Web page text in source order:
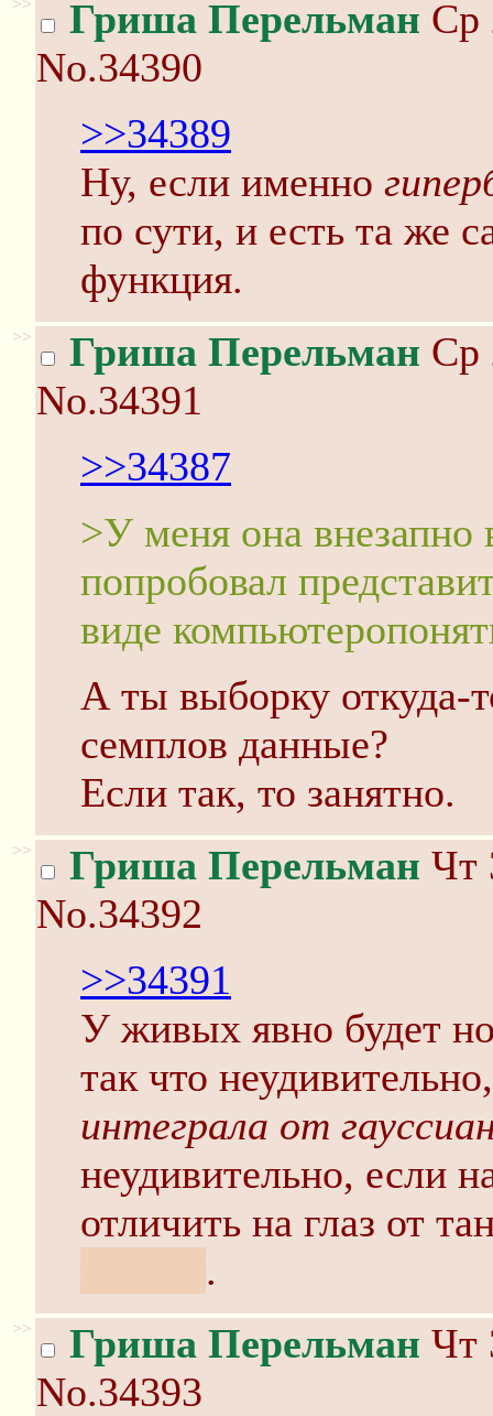
>> Гриша Перельман Ср
No.34390
>>34389
Ну, если именно
по сути, и есть та же
функция.
>> Гриша Перельман Ср
No.34391
>>34387
>У меня она внезапно
попробовал
виде
А ты выборку откуда-
семплов данные?
Если так, то занятно.
>> Гриша Перельман Чт
No.34392
>>34391
У живых явно будет
так что
интеграла от
неудивительно, если
отличить на глаз от
.
>> Гриша Перельман Чт
No.34393